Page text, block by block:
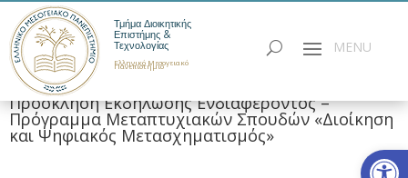
Τμήμα Διοικητικής
Επιστήμης &
Τεχνολογίας
Ελληνικό Μεσογειακό
Πανεπιστήμιο
Πρόσκληση Εκδήλωσης Ενδιαφέροντος –
Πρόγραμμα Μεταπτυχιακών Σπουδών «Διοίκηση
και Ψηφιακός Μετασχηματισμός»